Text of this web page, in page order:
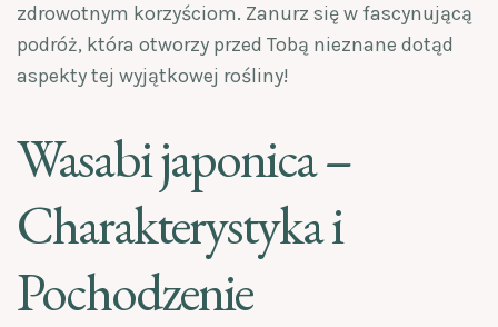
zdrowotnym korzyściom. Zanurz się w fascynującą
podróż, która otworzy przed Tobą nieznane dotąd
aspekty tej wyjątkowej rośliny!
Wasabi japonica –
Charakterystyka i
Pochodzenie